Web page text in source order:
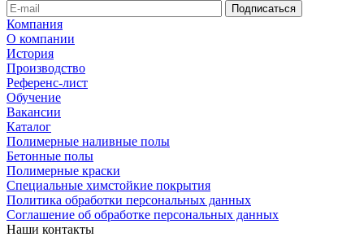
Компания
О компании
История
Производство
Референс-лист
Обучение
Вакансии
Каталог
Полимерные наливные полы
Бетонные полы
Полимерные краски
Специальные химстойкие покрытия
Политика обработки персональных данных
Cоглашение об обработке персональных данных
Наши контакты